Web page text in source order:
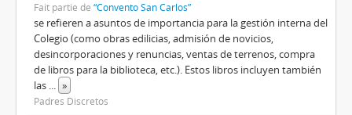
Fait partie de “Convento San Carlos”
se refieren a asuntos de importancia para la gestión interna del
Colegio (como obras edilicias, admisión de novicios,
desincorporaciones y renuncias, ventas de terrenos, compra
de libros para la biblioteca, etc.). Estos libros incluyen también
las ... »
Padres Discretos